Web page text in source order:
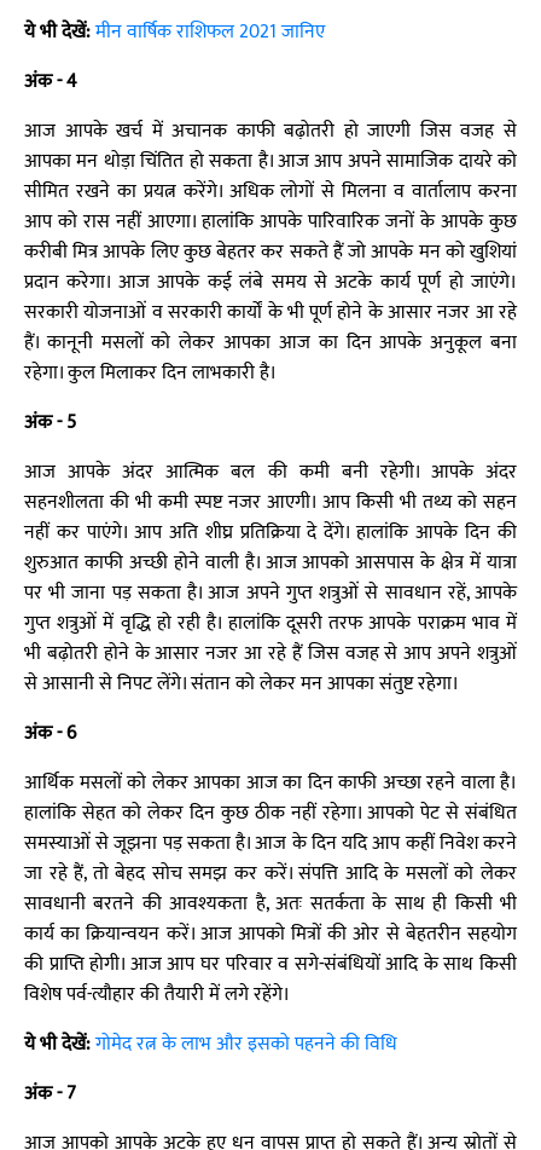
ये भी देखें:मीन वार्षिक राशिफल 2021 जानिए
अंक - 4
आज आपके खर्च में अचानक काफी बढ़ोतरी हो जाएगी जिस वजह से
आपका मन थोड़ा चिंतित हो सकता है। आज आप अपने सामाजिक दायरे को
सीमित रखने का प्रयत्न करेंगे। अधिक लोगों से मिलना व वार्तालाप करना
आप को रास नहीं आएगा। हालांकि आपके पारिवारिक जनों के आपके कुछ
करीबी मित्र आपके लिए कुछ बेहतर कर सकते हैं जो आपके मन को खुशियां
प्रदान करेगा। आज आपके कई लंबे समय से अटके कार्य पूर्ण हो जाएंगे।
सरकारी योजनाओं व सरकारी कार्यों के भी पूर्ण होने के आसार नजर आ रहे
हैं। कानूनी मसलों को लेकर आपका आज का दिन आपके अनुकूल बना
रहेगा। कुल मिलाकर दिन लाभकारी है।
अंक - 5
आज आपके अंदर आत्मिक बल की कमी बनी रहेगी। आपके अंदर
सहनशीलता की भी कमी स्पष्ट नजर आएगी। आप किसी भी तथ्य को सहन
नहीं कर पाएंगे। आप अति शीघ्र प्रतिक्रिया दे देंगे। हालांकि आपके दिन की
शुरुआत काफी अच्छी होने वाली है। आज आपको आसपास के क्षेत्र में यात्रा
पर भी जाना पड़ सकता है। आज अपने गुप्त शत्रुओं से सावधान रहें, आपके
गुप्त शत्रुओं में वृद्धि हो रही है। हालांकि दूसरी तरफ आपके पराक्रम भाव में
भी बढ़ोतरी होने के आसार नजर आ रहे हैं जिस वजह से आप अपने शत्रुओं
से आसानी से निपट लेंगे। संतान को लेकर मन आपका संतुष्ट रहेगा।
अंक - 6
आर्थिक मसलों को लेकर आपका आज का दिन काफी अच्छा रहने वाला है।
हालांकि सेहत को लेकर दिन कुछ ठीक नहीं रहेगा। आपको पेट से संबंधित
समस्याओं से जूझना पड़ सकता है। आज के दिन यदि आप कहीं निवेश करने
जा रहे हैं, तो बेहद सोच समझ कर करें। संपत्ति आदि के मसलों को लेकर
सावधानी बरतने की आवश्यकता है, अतः सतर्कता के साथ ही किसी भी
कार्य का क्रियान्वयन करें। आज आपको मित्रों की ओर से बेहतरीन सहयोग
की प्राप्ति होगी। आज आप घर परिवार व सगे-संबंधियों आदि के साथ किसी
विशेष पर्व-त्यौहार की तैयारी में लगे रहेंगे।
ये भी देखें:गोमेद रत्न के लाभ और इसको पहनने की विधि
अंक - 7
आज आपको आपके अटके हुए धन वापस प्राप्त हो सकते हैं। अन्य स्रोतों से